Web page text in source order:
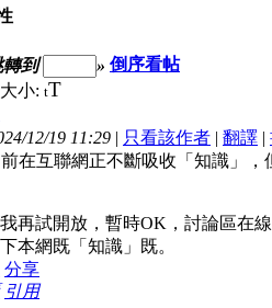
轉到 » 倒序看帖
小: tT
12/19 11:29 | 只看該作者 | 翻譯 |
在互聯網正不斷吸收「知識」，
再試開放，暫時OK，討論區在
本網既「知識」既。
分享
引用